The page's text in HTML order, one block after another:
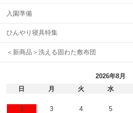
入園準備
ひんやり寝具特集
＜新商品＞洗える固わた敷布団
2026年8月
日
月 火 水
2
3 4 5